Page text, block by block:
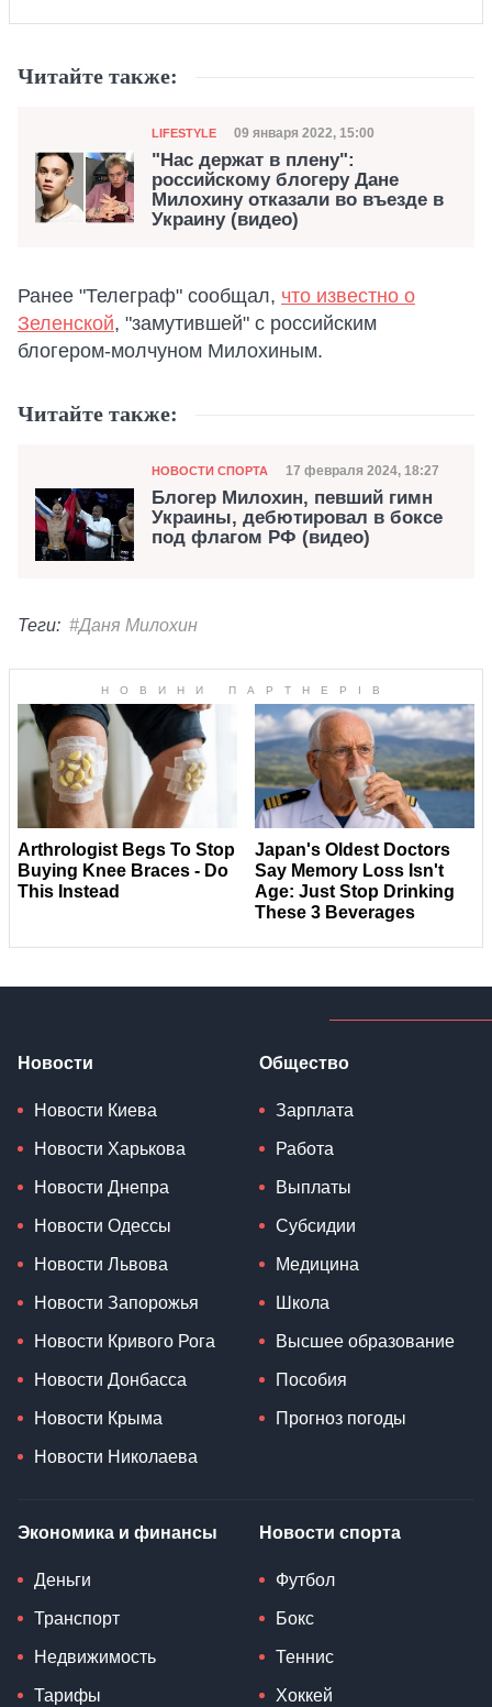
Читайте также:
Категория
LIFESTYLE Дата публикации
09 января 2022, 15:00
"Нас держат в плену":
российскому блогеру Дане
Милохину отказали во въезде в
Украину (видео)
Ранее "Телеграф" сообщал, что известно о
Зеленской, "замутившей" с российским
блогером-молчуном Милохиным.
Читайте также:
Категория
НОВОСТИ СПОРТА Дата публикации
17 февраля 2024, 18:27
Блогер Милохин, певший гимн
Украины, дебютировал в боксе
под флагом РФ (видео)
Теги: #Даня Милохин
Новости
Новости Киева
Новости Харькова
Новости Днепра
Новости Одессы
Новости Львова
Новости Запорожья
Новости Кривого Рога
Новости Донбасса
Новости Крыма
Новости Николаева
Общество
Зарплата
Работа
Выплаты
Субсидии
Медицина
Школа
Высшее образование
Пособия
Прогноз погоды
Экономика и финансы
Деньги
Транспорт
Недвижимость
Тарифы
Новости спорта
Футбол
Бокс
Теннис
Хоккей